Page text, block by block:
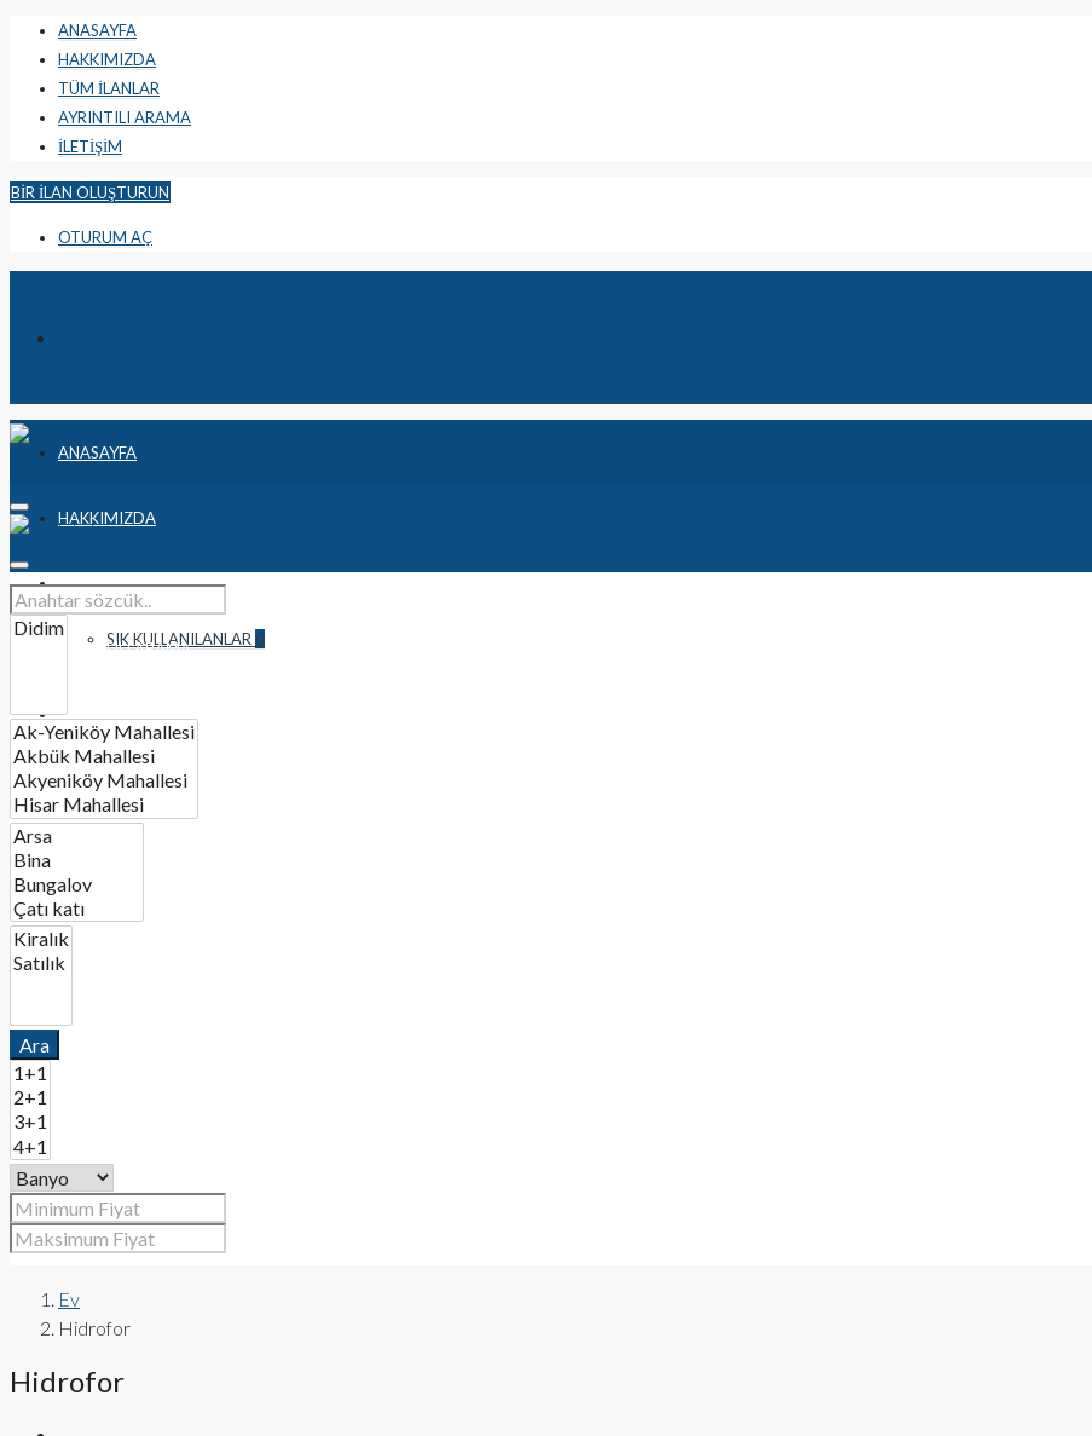
ANASAYFA
HAKKIMIZDA
TÜM İLANLAR
AYRINTILI ARAMA
İLETİŞİM
BIR İLAN OLUŞTURUN
OTURUM AÇ
SIK KULLANILANLAR 0
BIR İLAN OLUŞTURUN
ANASAYFA
HAKKIMIZDA
TÜM İLANLAR
AYRINTILI ARAMA
İLETİŞİM
Ara
Ev
Hidrofor
Hidrofor